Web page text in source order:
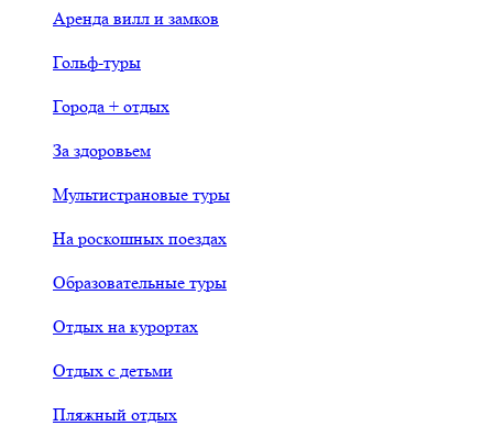
Аренда вилл и замков
Гольф-туры
Города + отдых
За здоровьем
Мультистрановые туры
На роскошных поездах
Образовательные туры
Отдых на курортах
Отдых с детьми
Пляжный отдых